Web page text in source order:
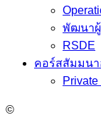
พัฒนาผู้
RSDE
คอร์สสัมมน
©